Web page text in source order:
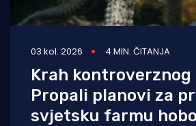
03 kol. 2026 4 MIN. ČITANJA
Krah
Propali planovi za
svjetsku farmu